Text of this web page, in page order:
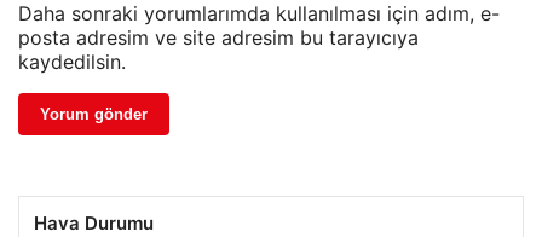
Daha sonraki yorumlarımda kullanılması için adım, e-
posta adresim ve site adresim bu tarayıcıya
kaydedilsin.
Hava Durumu